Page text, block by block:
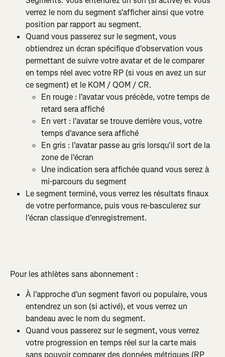
verrez le nom du segment s'afficher ainsi que votre
position par rapport au segment.
Quand vous passerez sur le segment, vous
obtiendrez un écran spécifique d'observation vous
permettant de suivre votre avatar et de le comparer
en temps réel avec votre RP (si vous en avez un sur
ce segment) et le KOM / QOM / CR.
En rouge : l'avatar vous précède, votre temps de
retard sera affiché
En vert : l'avatar se trouve derrière vous, votre
temps d'avance sera affiché
En gris : l'avatar passe au gris lorsqu'il sort de la
zone de l'écran
Une indication sera affichée quand vous serez à
mi-parcours du segment
Le segment terminé, vous verrez les résultats finaux
de votre performance, puis vous re-basculerez sur
l'écran classique d'enregistrement.
Pour les athlètes sans abonnement :
À l'approche d'un segment favori ou populaire, vous
entendrez un son (si activé), et vous verrez un
bandeau avec le nom du segment.
Quand vous passerez sur le segment, vous verrez
votre progression en temps réel sur la carte mais
sans pouvoir comparer des données métriques (RP